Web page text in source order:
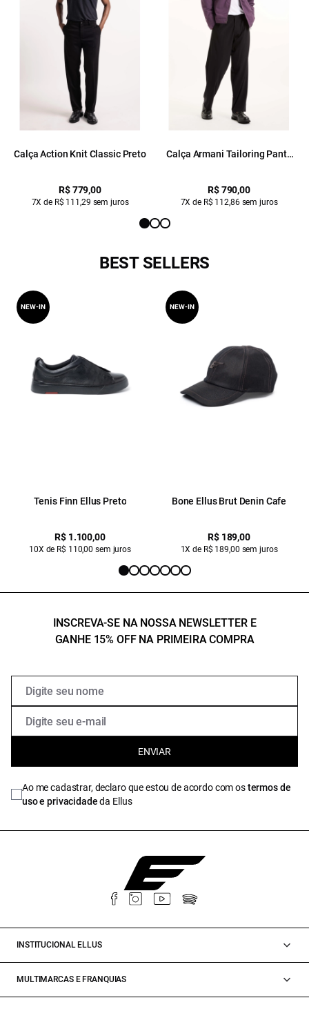
Calça Action Knit Classic Preto
R$ 779,00
7X de R$ 111,29 sem juros
Calça Armani Tailoring Pants
R$ 790,00
7X de R$ 112,86 sem juros
BEST SELLERS
Tenis Finn Ellus Preto
R$ 1.100,00
10X de R$ 110,00 sem juros
NEW-IN
Bone Ellus Brut Denin Cafe
R$ 189,00
1X de R$ 189,00 sem juros
NEW-IN
INSCREVA-SE NA NOSSA NEWSLETTER E
GANHE 15% OFF NA PRIMEIRA COMPRA
ENVIAR
Ao me cadastrar, declaro que estou de acordo com ostermos de
uso e privacidadeda Ellus
INSTITUCIONAL ELLUS
MULTIMARCAS E FRANQUIAS